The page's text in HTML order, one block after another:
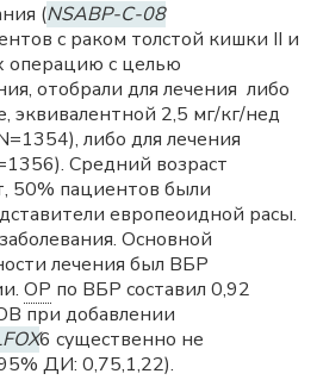
(NSABP-C-08
с раком толстой кишки II и
операцию с целью
отобрали для лечения либо
эквивалентной 2,5 мг/кг/нед
либо для лечения
Средний возраст
50% пациентов были
европеоидной расы.
Основной
лечения был ВБР
ОР по ВБР составил 0,92
при добавлении
6 существенно не
ДИ: 0,75,1,22).